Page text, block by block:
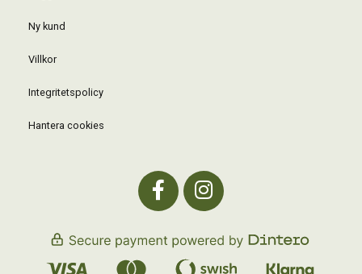
Ny kund
Villkor
Integritetspolicy
Hantera cookies